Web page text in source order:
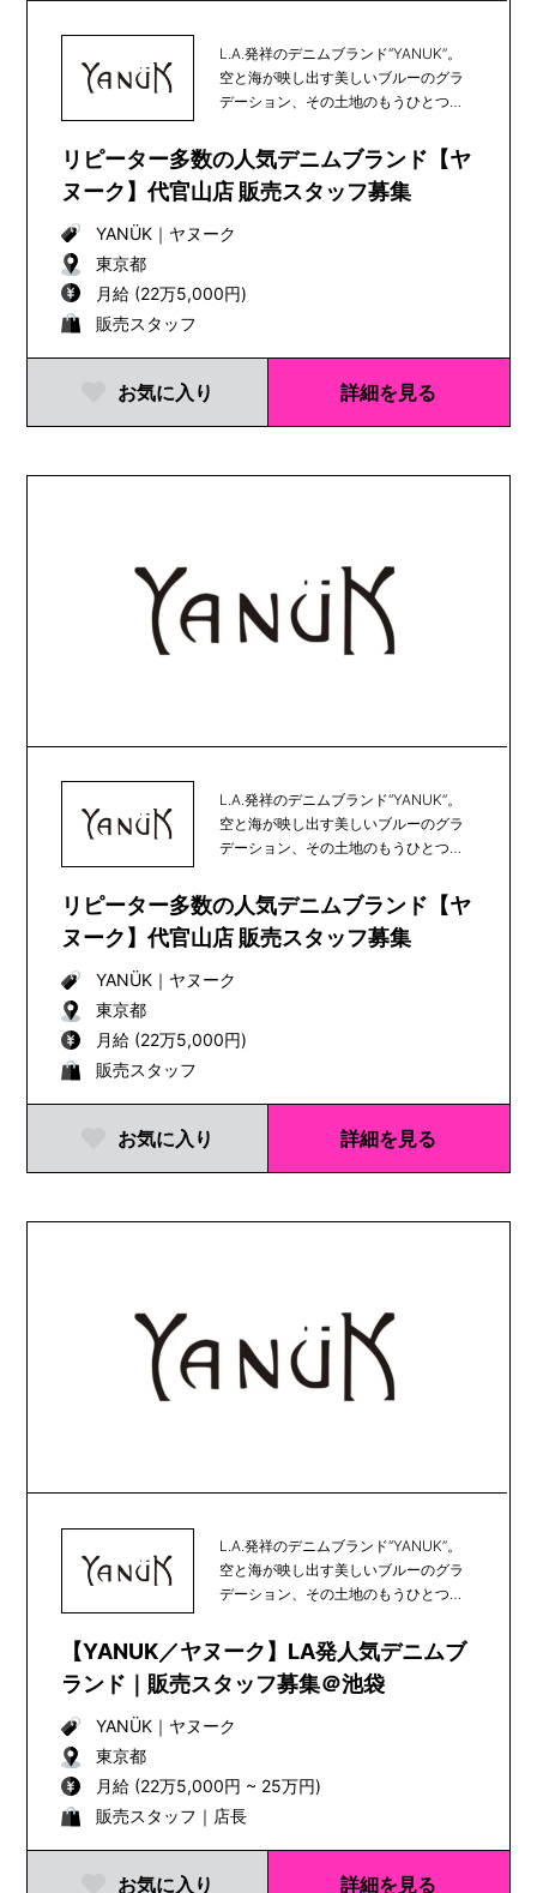
L.A.発祥のデニムブランド“YANUK”。
空と海が映し出す美しいブルーのグラ
デーション、その土地のもうひとつの
リピーター多数の人気デニムブランド【ヤ
ヌーク】代官山店 販売スタッフ募集
YANÜK｜ ヤヌーク
東京都
月給 (22万5,000円)
販売スタッフ
お気に入り 詳細を見る
L.A.発祥のデニムブランド“YANUK”。
空と海が映し出す美しいブルーのグラ
デーション、その土地のもうひとつの
リピーター多数の人気デニムブランド【ヤ
ヌーク】代官山店 販売スタッフ募集
YANÜK｜ ヤヌーク
東京都
月給 (22万5,000円)
販売スタッフ
お気に入り 詳細を見る
L.A.発祥のデニムブランド“YANUK”。
空と海が映し出す美しいブルーのグラ
デーション、その土地のもうひとつの
【YANUK／ヤヌーク】LA発人気デニムブ
ランド｜販売スタッフ募集＠池袋
YANÜK｜ ヤヌーク
東京都
月給 (22万5,000円 ~ 25万円)
販売スタッフ｜店長
お気に入り 詳細を見る